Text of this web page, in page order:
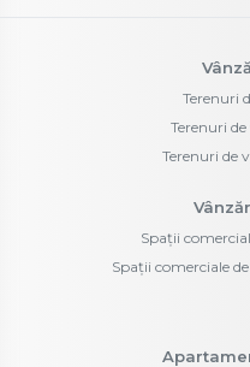
Terenuri
Terenuri
Terenuri de
Spații
Spații comerciale